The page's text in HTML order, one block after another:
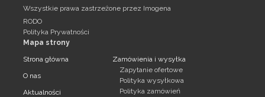
Wszystkie prawa zastrzeżone przez Imogena
RODO
Polityka Prywatności
Mapa strony
Strona główna
O nas
Aktualności
Zamówienia i wysyłka
Zapytanie ofertowe
Polityka wysyłkowa
Polityka zamówień